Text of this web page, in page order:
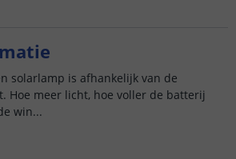
solarlamp is afhankelijk van de
Hoe meer licht, hoe voller de batterij
win...